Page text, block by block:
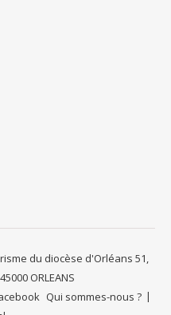
du diocèse d'Orléans 51,
ORLEANS
Qui sommes-nous ?